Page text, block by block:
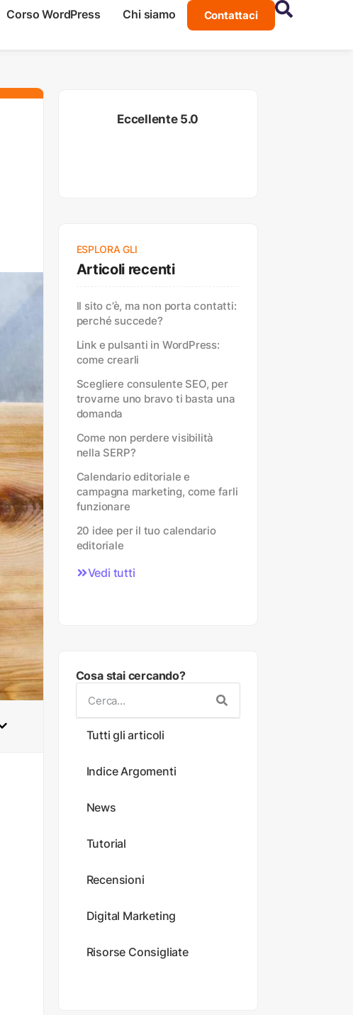
Corso WordPress Chi siamo Contattaci
Eccellente 5.0
ESPLORA GLI
Articoli recenti
Il sito c’è, ma non porta contatti:
perché succede?
Link e pulsanti in WordPress:
come crearli
Scegliere consulente SEO, per
trovarne uno bravo ti basta una
domanda
Come non perdere visibilità
nella SERP?
Calendario editoriale e
campagna marketing, come farli
funzionare
20 idee per il tuo calendario
editoriale
Vedi tutti
Cosa stai cercando?
Tutti gli articoli
Indice Argomenti
News
Tutorial
Recensioni
Digital Marketing
Risorse Consigliate